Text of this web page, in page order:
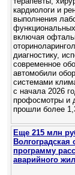
кардиологи и
выполнения
включая
диагностику,
современное
автомобили
системами
с начала 2026
профосмотры и
прошли более
Еще 215 млн
Волгоградская
программу
аварийного